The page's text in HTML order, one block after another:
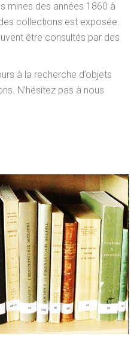
mines des années 1860 à
collections est exposée.
être consultés par des
à la recherche d’objets
N’hésitez pas à nous